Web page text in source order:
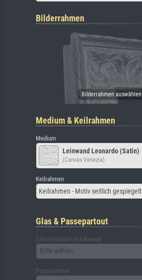
Bilderrahmen
Medium & Keilrahmen
Medium
Leinwand Leonardo (Satin)
(Canvas Venezia)
Keilrahmen
Keilrahmen - Motiv seitlich gespiegelt
Glas & Passepartout
Glas (inklusive Rückwand)
Bitte wählen
Passepartout